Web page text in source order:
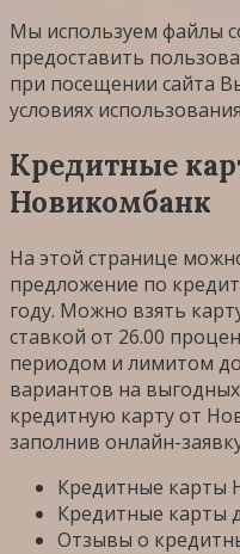
Мы используем файлы
предоставить
при посещении сайта
условиях
Кредитные
Новикомбанк
На этой странице
предложение по
году. Можно взять
ставкой от 26.00
периодом и лимитом
вариантов на
кредитную карту от
заполнив онлайн-
Кредитные карты
Кредитные карты
Отзывы о